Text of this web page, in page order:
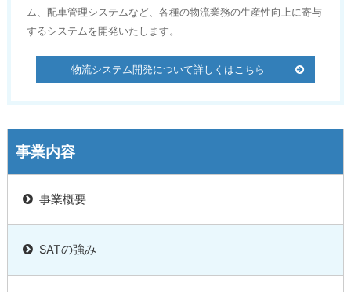
ム、配車管理システムなど、各種の物流業務の生産性向上に寄与
するシステムを開発いたします。
物流システム開発について詳しくはこちら
事業内容
事業概要
SATの強み